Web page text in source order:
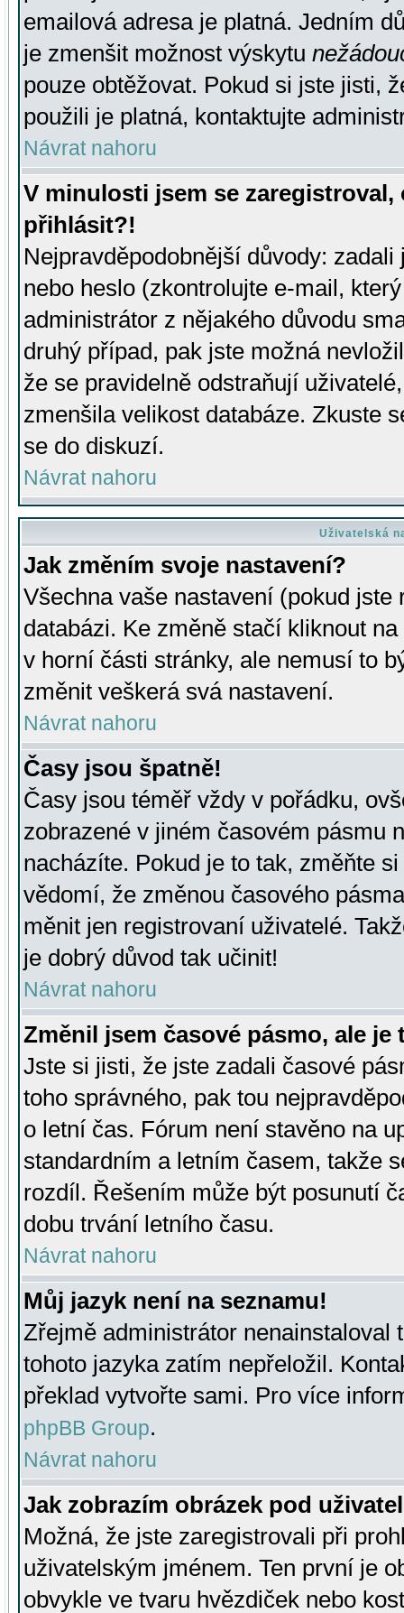
emailová adresa je platná. Jedním
je zmenšit možnost výskytu
pouze obtěžovat. Pokud si jste jisti,
použili je platná, kontaktujte
Návrat nahoru
V minulosti jsem se
přihlásit?!
Nejpravděpodobnější důvody:
nebo heslo (zkontrolujte e-mail,
administrátor z nějakého důvodu
druhý případ, pak jste možná
že se pravidelně odstraňují
zmenšila velikost databáze. Zkuste
se do diskuzí.
Návrat nahoru
Uživatelská
Jak změním svoje nastavení?
Všechna vaše nastavení (pokud
databázi. Ke změně stačí kliknout
v horní části stránky, ale nemusí to
změnit veškerá svá nastavení.
Návrat nahoru
Časy jsou špatně!
Časy jsou téměř vždy v pořádku,
zobrazené v jiném časovém pásmu
nacházíte. Pokud je to tak, změňte
vědomí, že změnou časového
měnit jen registrovaní uživatelé.
je dobrý důvod tak učinit!
Návrat nahoru
Změnil jsem časové pásmo, ale je
Jste si jisti, že jste zadali časové
toho správného, pak tou
o letní čas. Fórum není stavěno na
standardním a letním časem, takže
rozdíl. Řešením může být posunutí
dobu trvání letního času.
Návrat nahoru
Můj jazyk není na seznamu!
Zřejmě administrátor nenainstaloval
tohoto jazyka zatím nepřeložil.
překlad vytvořte sami. Pro více
phpBB Group.
Návrat nahoru
Jak zobrazím obrázek pod
Možná, že jste zaregistrovali při
uživatelským jménem. Ten první je
obvykle ve tvaru hvězdiček nebo